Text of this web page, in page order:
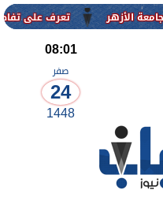
تعرف على تفاصيل وشروط
08:01
صفر
24
1448